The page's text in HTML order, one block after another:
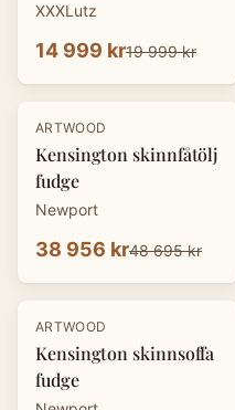
XXXLutz
14 999 kr19 999 kr
-20%
ARTWOOD
Kensington skinnfåtölj
fudge
Newport
38 956 kr48 695 kr
-20%
ARTWOOD
Kensington skinnsoffa
fudge